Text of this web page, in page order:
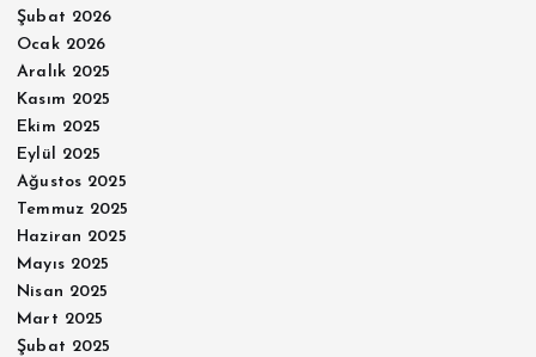
Şubat 2026
Ocak 2026
Aralık 2025
Kasım 2025
Ekim 2025
Eylül 2025
Ağustos 2025
Temmuz 2025
Haziran 2025
Mayıs 2025
Nisan 2025
Mart 2025
Şubat 2025